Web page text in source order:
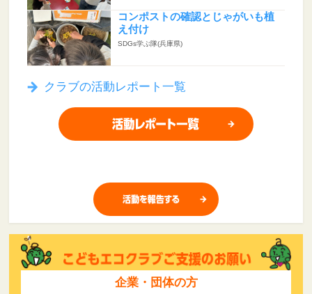
コンポストの確認とじゃがいも植
え付け
SDGs学ぶ隊(兵庫県)
クラブの活動レポート一覧
企業・団体の方